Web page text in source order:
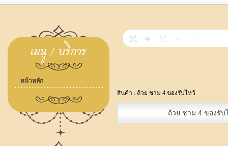
หน้าหลัก
สินค้า : ถ้วย ชาม 4 ของรับไหว้
ถ้วย ชาม 4 ของรับ